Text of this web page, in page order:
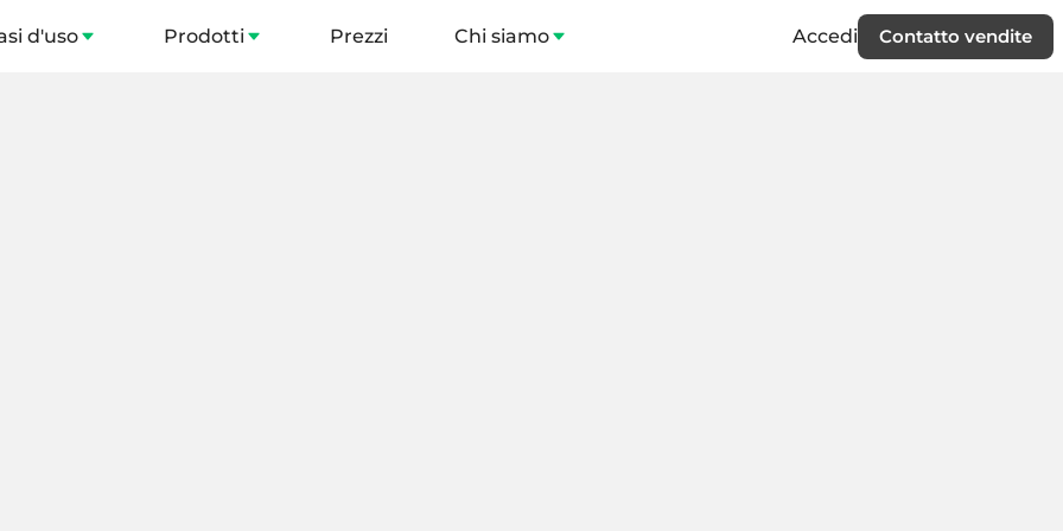
d'uso Prodotti Prezzi Chi siamo Accedi Contatto vendite